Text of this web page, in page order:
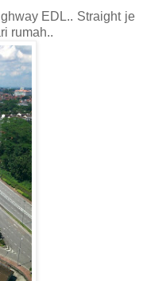
EDL.. Straight je
rumah..